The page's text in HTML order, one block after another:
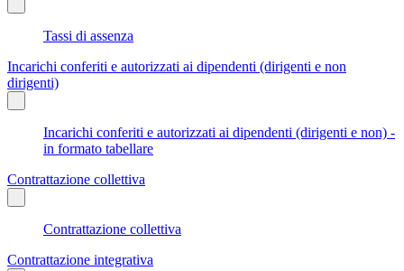
Tassi di assenza
Incarichi conferiti e autorizzati ai dipendenti (dirigenti e non
dirigenti)
Incarichi conferiti e autorizzati ai dipendenti (dirigenti e non) -
in formato tabellare
Contrattazione collettiva
Contrattazione collettiva
Contrattazione integrativa